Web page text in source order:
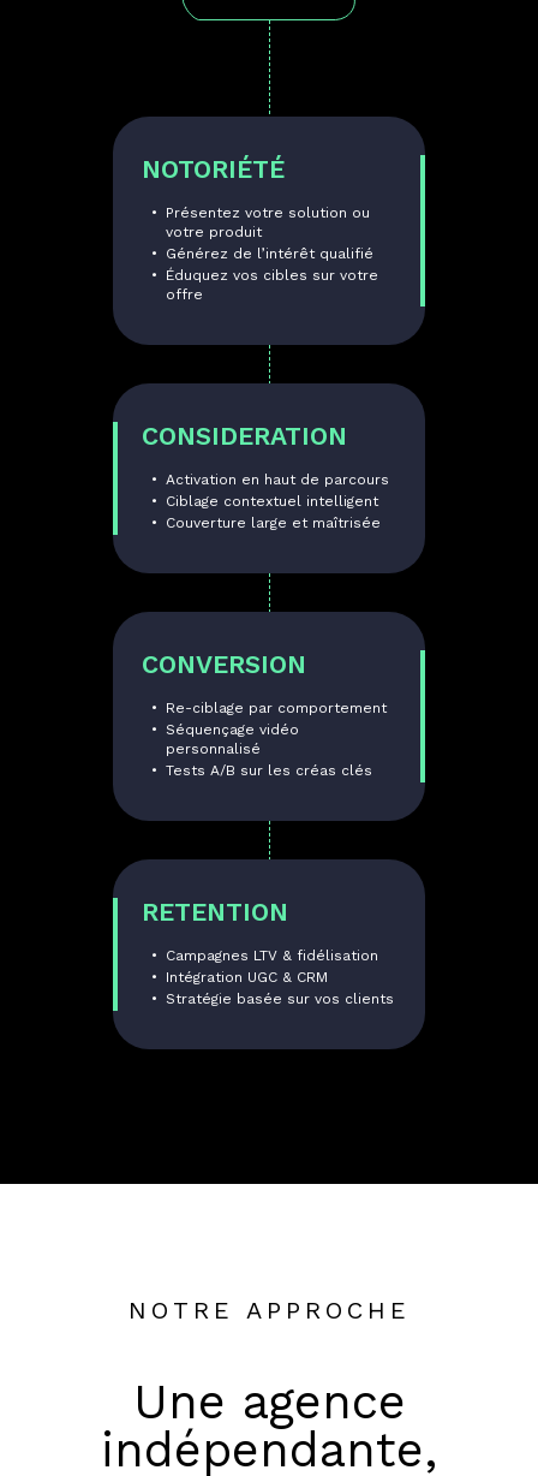
NOTORIÉTÉ
Présentez votre solution ou
votre produit
Générez de l’intérêt qualifié
Éduquez vos cibles sur votre
offre
CONSIDERATION
Activation en haut de parcours
Ciblage contextuel intelligent
Couverture large et maîtrisée
CONVERSION
Re-ciblage par comportement
Séquençage vidéo
personnalisé
Tests A/B sur les créas clés
RETENTION
Campagnes LTV & fidélisation
Intégration UGC & CRM
Stratégie basée sur vos clients
NOTRE APPROCHE
Une agence
indépendante,